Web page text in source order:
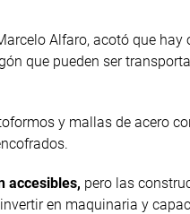
Alfaro, acotó que
que pueden ser
y mallas de acero
accesibles, pero las
en maquinaria y